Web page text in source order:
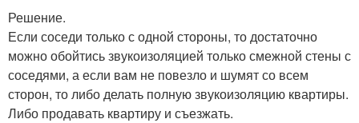
Решение.
Если соседи только с одной стороны, то достаточно
можно обойтись звукоизоляцией только смежной стены с
соседями, а если вам не повезло и шумят со всем
сторон, то либо делать полную звукоизоляцию квартиры.
Либо продавать квартиру и съезжать.